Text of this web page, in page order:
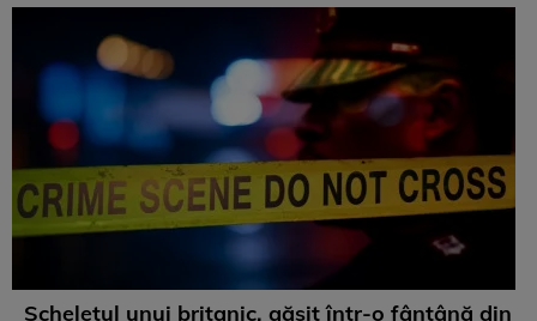
Scheletul unui britanic, găsit într-o fântână din